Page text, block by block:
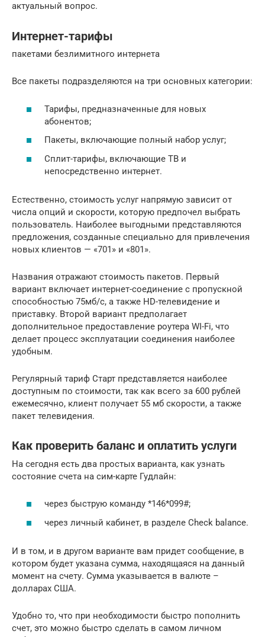
актуальный вопрос.
Интернет-тарифы
пакетами безлимитного интернета
Все пакеты подразделяются на три основных категории:
Тарифы, предназначенные для новых
абонентов;
Пакеты, включающие полный набор услуг;
Сплит-тарифы, включающие ТВ и
непосредственно интернет.
Естественно, стоимость услуг напрямую зависит от
числа опций и скорости, которую предпочел выбрать
пользователь. Наиболее выгодными представляются
предложения, созданные специально для привлечения
новых клиентов — «701» и «801».
Названия отражают стоимость пакетов. Первый
вариант включает интернет-соединение с пропускной
способностью 75мб/с, а также HD-телевидение и
приставку. Второй вариант предполагает
дополнительное предоставление роутера WI-Fi, что
делает процесс эксплуатации соединения наиболее
удобным.
Регулярный тариф Старт представляется наиболее
доступным по стоимости, так как всего за 600 рублей
ежемесячно, клиент получает 55 мб скорости, а также
пакет телевидения.
Как проверить баланс и оплатить услуги
На сегодня есть два простых варианта, как узнать
состояние счета на сим-карте Гудлайн:
через быструю команду *146*099#;
через личный кабинет, в разделе Check balance.
И в том, и в другом варианте вам придет сообщение, в
котором будет указана сумма, находящаяся на данный
момент на счету. Сумма указывается в валюте –
долларах США.
Удобно то, что при необходимости быстро пополнить
счет, это можно быстро сделать в самом личном